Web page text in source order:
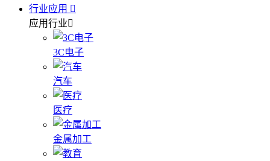
行业应用
应用行业
3C电子
汽车
医疗
金属加工